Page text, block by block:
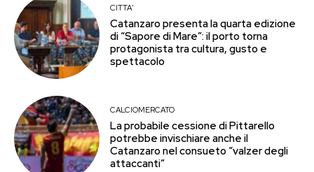
CITTA'
Catanzaro presenta la quarta edizione
di “Sapore di Mare”: il porto torna
protagonista tra cultura, gusto e
spettacolo
CALCIOMERCATO
La probabile cessione di Pittarello
potrebbe invischiare anche il
Catanzaro nel consueto “valzer degli
attaccanti”